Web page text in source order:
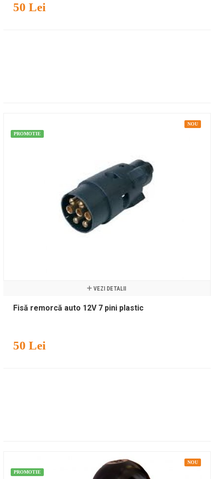
50 Lei
NOU
PROMOTIE
VEZI DETALII
Fisă remorcă auto 12V 7 pini plastic
50 Lei
NOU
PROMOTIE